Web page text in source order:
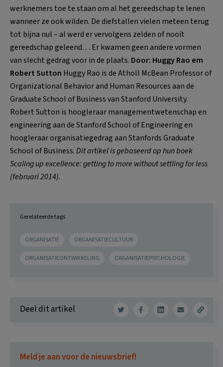
werknemers toe te staan om al het gereedschap te lenen
wanneer ze ook wilden. De diefstallen vielen meteen terug
tot bijna nul – al werd er vervolgens zelden of nooit
gereedschap geleend… Er kwamen geen andere vormen
van slecht gedrag voor in de plaats. Door: Huggy Rao em
Robert Sutton Huggy Rao is de Atholl McBean Professor of
Organizational Behavior and Human Resources aan de
Graduate School of Business van Stanford University.
Robert Sutton is hoogleraar managementwetenschap en
engineering aan de Stanford School of Engineering en
hoogleraar organisatiegedrag aan Stanfords Graduate
School of Business.Dit artikel is gebaseerd op hun boek
Scaling up excellence: getting to more without settling for less
(februari 2014).
Gerelateerde tags
ORGANISATIE ORGANISATIECULTUUR
ORGANISATIEONTWIKKELING ORGANISATIEPSYCHOLOGIE
Deel dit artikel
Meld je aan voor de nieuwsbrief!